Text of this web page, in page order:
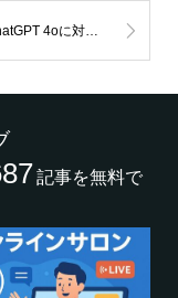
ChatGPT機能開発サービスがChatGPT 4oに対応します。
記事を無料で